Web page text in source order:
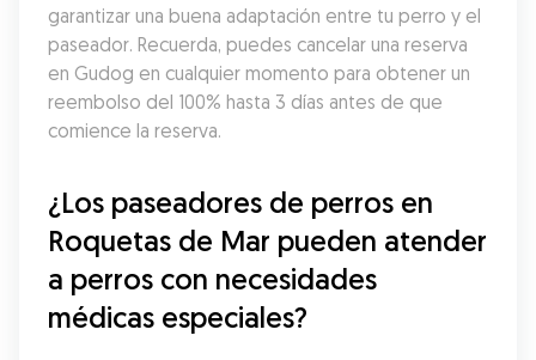
garantizar una buena adaptación entre tu perro y el
paseador. Recuerda, puedes cancelar una reserva
en Gudog en cualquier momento para obtener un
reembolso del 100% hasta 3 días antes de que
comience la reserva.
¿Los paseadores de perros en
Roquetas de Mar pueden atender
a perros con necesidades
médicas especiales?